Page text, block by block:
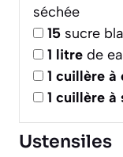
séchée
15 sucre
1 litre de
1 cuillère à
1 cuillère à
Ustensiles